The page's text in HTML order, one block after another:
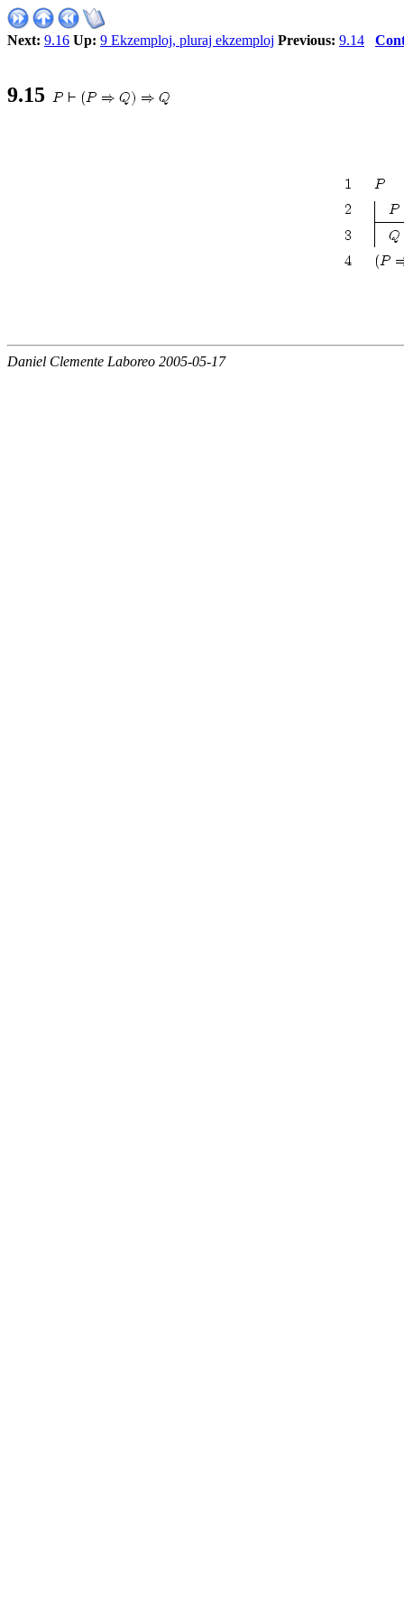
Next: 9.16 Up: 9 Ekzemploj, pluraj ekzemploj Previous: 9.14
9.15
Daniel Clemente Laboreo 2005-05-17